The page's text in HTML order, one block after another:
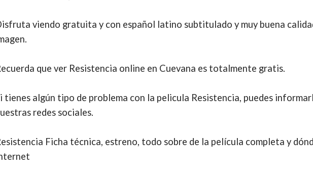
viendo gratuita y con español latino subtitulado y muy buena
que ver Resistencia online en Cuevana es totalmente gratis.
tienes algún tipo de problema con la pelicula Resistencia, puedes
redes sociales.
Ficha técnica, estreno, todo sobre de la película completa y